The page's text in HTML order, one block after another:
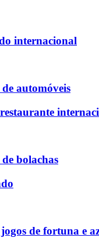
internacional
automóveis
bolachas
de fortuna e